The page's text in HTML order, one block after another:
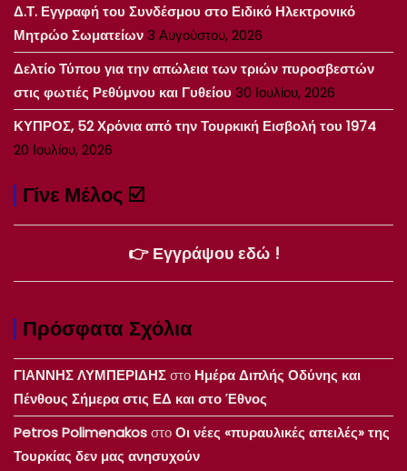
Δ.Τ. Εγγραφή του Συνδέσμου στο Ειδικό Ηλεκτρονικό
Μητρώο Σωματείων3 Αυγούστου, 2026
Δελτίο Τύπου για την απώλεια των τριών πυροσβεστών
στις φωτιές Ρεθύμνου και Γυθείου 30 Ιουλίου, 2026
ΚΥΠΡΟΣ, 52 Χρόνια από την Τουρκική Εισβολή του 1974
20 Ιουλίου, 2026
Γίνε Μέλος ☑️
👉 Εγγράψου εδώ !
Πρόσφατα Σχόλια
ΓΙΑΝΝΗΣ ΛΥΜΠΕΡΙΔΗΣστο Ημέρα Διπλής Οδύνης και
Πένθους Σήμερα στις ΕΔ και στο Έθνος
Petros PolimenakosστοΟι νέες «πυραυλικές απειλές» της
Τουρκίας δεν μας ανησυχούν